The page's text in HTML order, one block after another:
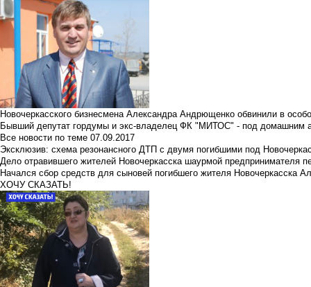
Новочеркасского бизнесмена Александра Андрющенко обвинили в
Бывший депутат гордумы и экс-владелец ФК "МИТОС" - под домашним
Все новости по теме 07.09.2017
Эксклюзив: схема резонансного ДТП с двумя погибшими под
Дело отравившего жителей Новочеркасска шаурмой предпринимателя
Начался сбор средств для сыновей погибшего жителя Новочеркасска
ХОЧУ СКАЗАТЬ!